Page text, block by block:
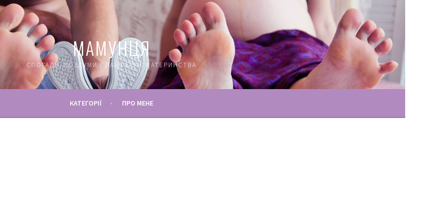
МАМУНЦЯ
СПОГАДИ, РОЗДУМИ І ЛАЙФХАКИ МАТЕРИНСТВА
КАТЕГОРІЇ ПРО МЕНЕ